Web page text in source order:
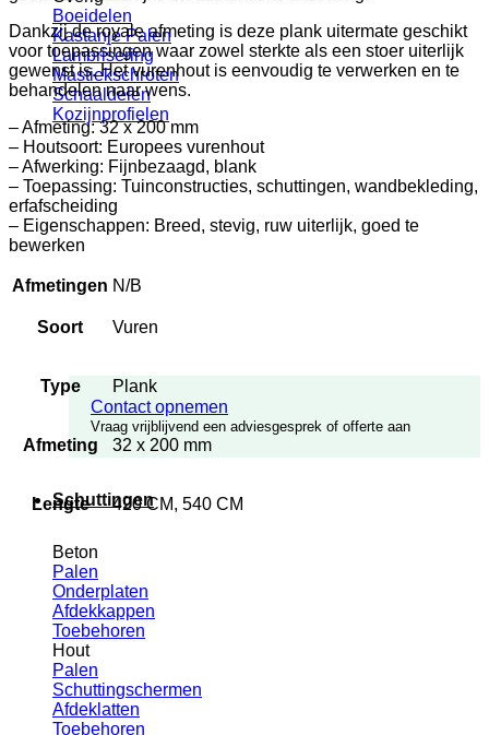
Boeidelen
Kastanje Palen
Lambrisering
Mastiekschroten
Schaaldelen
Kozijnprofielen
Contact opnemen
Vraag vrijblijvend een adviesgesprek of offerte aan
Schuttingen
Beton
Palen
Onderplaten
Afdekkappen
Toebehoren
Hout
Palen
Schuttingschermen
Afdeklatten
Toebehoren
Dankzij de royale afmeting is deze plank uitermate geschikt
voor toepassingen waar zowel sterkte als een stoer uiterlijk
gewenst is. Het vurenhout is eenvoudig te verwerken en te
behandelen naar wens.
– Afmeting: 32 x 200 mm
– Houtsoort: Europees vurenhout
– Afwerking: Fijnbezaagd, blank
– Toepassing: Tuinconstructies, schuttingen, wandbekleding,
erfafscheiding
– Eigenschappen: Breed, stevig, ruw uiterlijk, goed te
bewerken
Afmetingen N/B
Soort Vuren
Type Plank
Afmeting 32 x 200 mm
Lengte 420 CM, 540 CM